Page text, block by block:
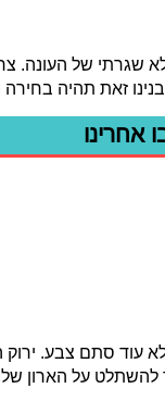
שגרתי של העונה.
זאת תהיה בחירה
אחרינו
עוד סתם צבע.
להשתלט על הארון